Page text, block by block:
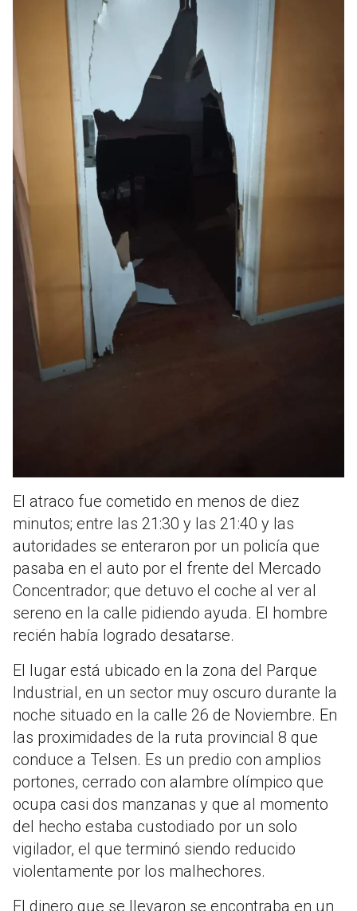
El atraco fue cometido en menos de diez
minutos; entre las 21:30 y las 21:40 y las
autoridades se enteraron por un policía que
pasaba en el auto por el frente del Mercado
Concentrador; que detuvo el coche al ver al
sereno en la calle pidiendo ayuda. El hombre
recién había logrado desatarse.
El lugar está ubicado en la zona del Parque
Industrial, en un sector muy oscuro durante la
noche situado en la calle 26 de Noviembre. En
las proximidades de la ruta provincial 8 que
conduce a Telsen. Es un predio con amplios
portones, cerrado con alambre olímpico que
ocupa casi dos manzanas y que al momento
del hecho estaba custodiado por un solo
vigilador, el que terminó siendo reducido
violentamente por los malhechores.
El dinero que se llevaron se encontraba en un